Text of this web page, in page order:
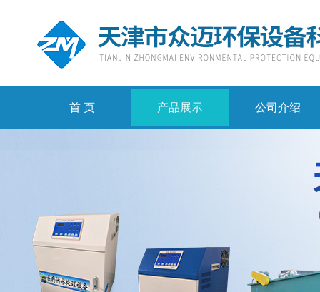
首 页 产品展示 公司介绍